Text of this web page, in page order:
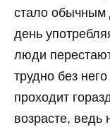
стало
день
люди
трудно без
проходит
возрасте, ведь